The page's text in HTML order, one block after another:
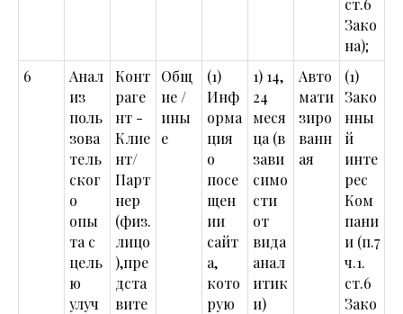
ст.6
Зако
на);
6
Анал
из
поль
зова
тель
ског
о
опы
та с
цель
ю
улуч
Конт
раге
нт -
Клие
нт/
Парт
нер
(физ.
лицо
),пре
дста
вите
Общ
ие /
ины
е
(1)
Инф
орма
ция
о
посе
щен
ии
сайт
а,
кото
рую
1) 14,
24
меся
ца (в
зави
симо
сти
от
вида
анал
итик
и)
Авто
мати
зиро
ванн
ая
(1)
Зако
нны
й
инте
рес
Ком
пани
и (п.7
ч.1.
ст.6
Зако